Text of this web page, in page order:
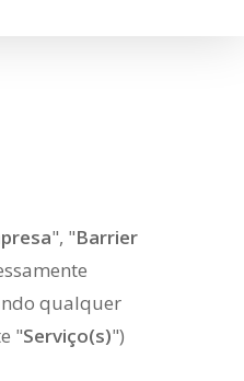
", "Barrier
qualquer
"Serviço(s)")